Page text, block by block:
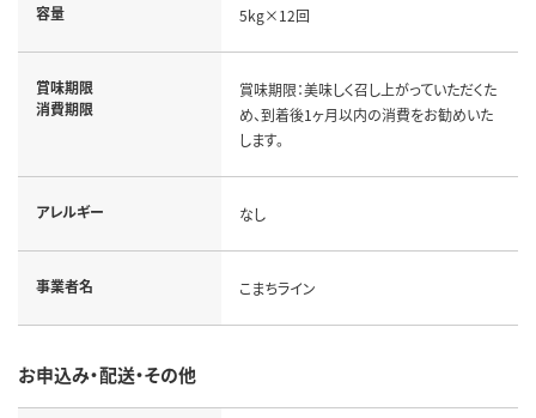
容量 5kg×12回
賞味期限
消費期限
賞味期限：美味しく召し上がっていただくた
め、到着後1ヶ月以内の消費をお勧めいた
します。
アレルギー なし
事業者名 こまちライン
お申込み・配送・その他